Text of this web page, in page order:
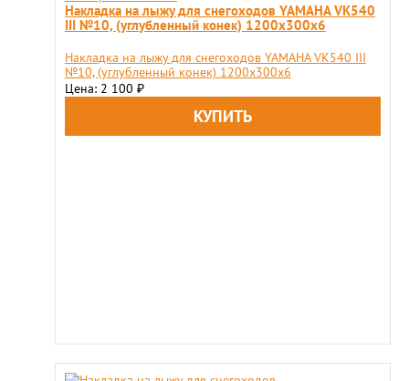
Накладка на лыжу для снегоходов YAMAHA VK540
III №10, (углубленный конек) 1200x300x6
Накладка на лыжу для снегоходов YAMAHA VK540 III
№10, (углубленный конек) 1200x300x6
Цена: 2 100 ₽